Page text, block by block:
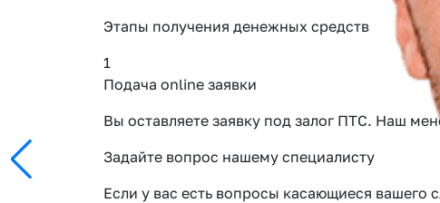
Этапы получения денежных средств
1
Подача online заявки
Вы оставляете заявку под залог ПТС. Наш
Задайте вопрос нашему специалисту
Если у вас есть вопросы касающиеся вашего